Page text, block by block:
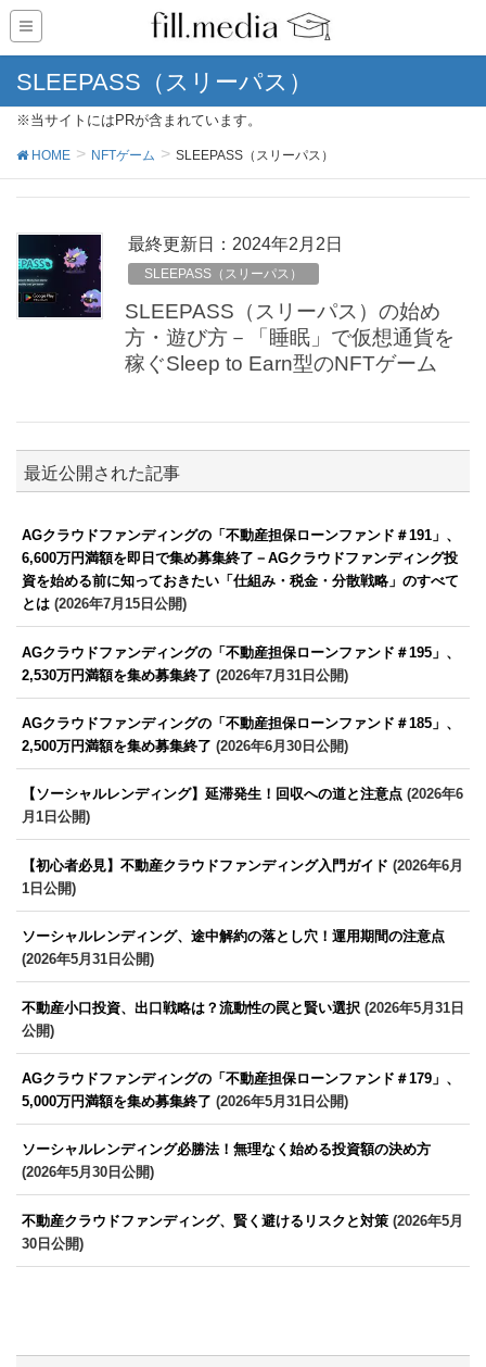
SLEEPASS（スリーパス）
※当サイトにはPRが含まれています。
HOME NFTゲーム SLEEPASS（スリーパス）
最終更新日：2024年2月2日
SLEEPASS（スリーパス）
SLEEPASS（スリーパス）の始め
方・遊び方－「睡眠」で仮想通貨を
稼ぐSleep to Earn型のNFTゲーム
最近公開された記事
AGクラウドファンディングの「不動産担保ローンファンド＃191」、
6,600万円満額を即日で集め募集終了－AGクラウドファンディング投
資を始める前に知っておきたい「仕組み・税金・分散戦略」のすべて
とは (2026年7月15日公開)
AGクラウドファンディングの「不動産担保ローンファンド＃195」、
2,530万円満額を集め募集終了 (2026年7月31日公開)
AGクラウドファンディングの「不動産担保ローンファンド＃185」、
2,500万円満額を集め募集終了 (2026年6月30日公開)
【ソーシャルレンディング】延滞発生！回収への道と注意点 (2026年6
月1日公開)
【初心者必見】不動産クラウドファンディング入門ガイド (2026年6月
1日公開)
ソーシャルレンディング、途中解約の落とし穴！運用期間の注意点
(2026年5月31日公開)
不動産小口投資、出口戦略は？流動性の罠と賢い選択 (2026年5月31日
公開)
AGクラウドファンディングの「不動産担保ローンファンド＃179」、
5,000万円満額を集め募集終了 (2026年5月31日公開)
ソーシャルレンディング必勝法！無理なく始める投資額の決め方
(2026年5月30日公開)
不動産クラウドファンディング、賢く避けるリスクと対策 (2026年5月
30日公開)